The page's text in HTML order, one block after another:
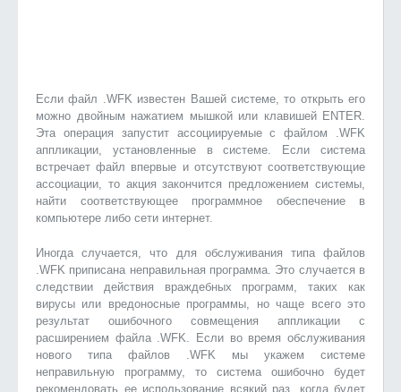
Если файл .WFK известен Вашей системе, то открыть его
можно двойным нажатием мышкой или клавишей ENTER.
Эта операция запустит ассоциируемые с файлом .WFK
аппликации, установленные в системе. Если система
встречает файл впервые и отсутствуют соответствующие
ассоциации, то акция закончится предложением системы,
найти соответствующее программное обеспечение в
компьютере либо сети интернет.
Иногда случается, что для обслуживания типа файлов
.WFK приписана неправильная программа. Это случается в
следствии действия враждебных программ, таких как
вирусы или вредоносные программы, но чаще всего это
результат ошибочного совмещения аппликации с
расширением файла .WFK. Если во время обслуживания
нового типа файлов .WFK мы укажем системе
неправильную программу, то система ошибочно будет
рекомендовать ее использование всякий раз, когда будет